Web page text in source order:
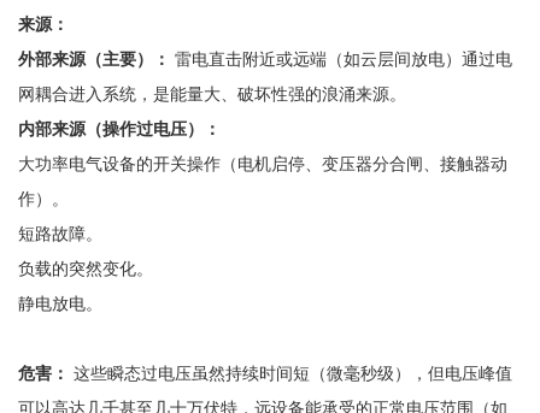
来源：
外部来源（主要）： 雷电直击附近或远端（如云层间放电）通过电
网耦合进入系统，是能量大、破坏性强的浪涌来源。
内部来源（操作过电压）：
大功率电气设备的开关操作（电机启停、变压器分合闸、接触器动
作）。
短路故障。
负载的突然变化。
静电放电。
危害： 这些瞬态过电压虽然持续时间短（微毫秒级），但电压峰值
可以高达几千甚至几十万伏特，远设备能承受的正常电压范围（如